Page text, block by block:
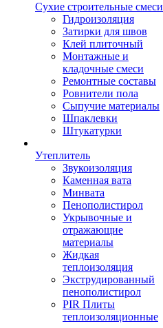
Сухие строительные смеси
Гидроизоляция
Затирки для швов
Клей плиточный
Монтажные и
кладочные смеси
Ремонтные составы
Ровнители пола
Сыпучие материалы
Шпаклевки
Штукатурки
Утеплитель
Звукоизоляция
Каменная вата
Минвата
Пенополистирол
Укрывочные и
отражающие
материалы
Жидкая
теплоизоляция
Экструдированный
пенополистирол
PIR Плиты
теплоизоляционные